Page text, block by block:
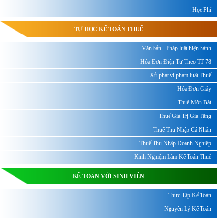
Học Phí
TỰ HỌC KẾ TOÁN THUẾ
Văn bản - Pháp luật hiện hành
Hóa Đơn Điện Tử Theo TT 78
Xử phạt vi phạm luật Thuế
Hóa Đơn Giấy
Thuế Môn Bài
Thuế Giá Trị Gia Tăng
Thuế Thu Nhập Cá Nhân
Thuế Thu Nhập Doanh Nghiệp
Kinh Nghiệm Làm Kế Toán Thuế
KẾ TOÁN VỚI SINH VIÊN
Thực Tập Kế Toán
Nguyên Lý Kế Toán